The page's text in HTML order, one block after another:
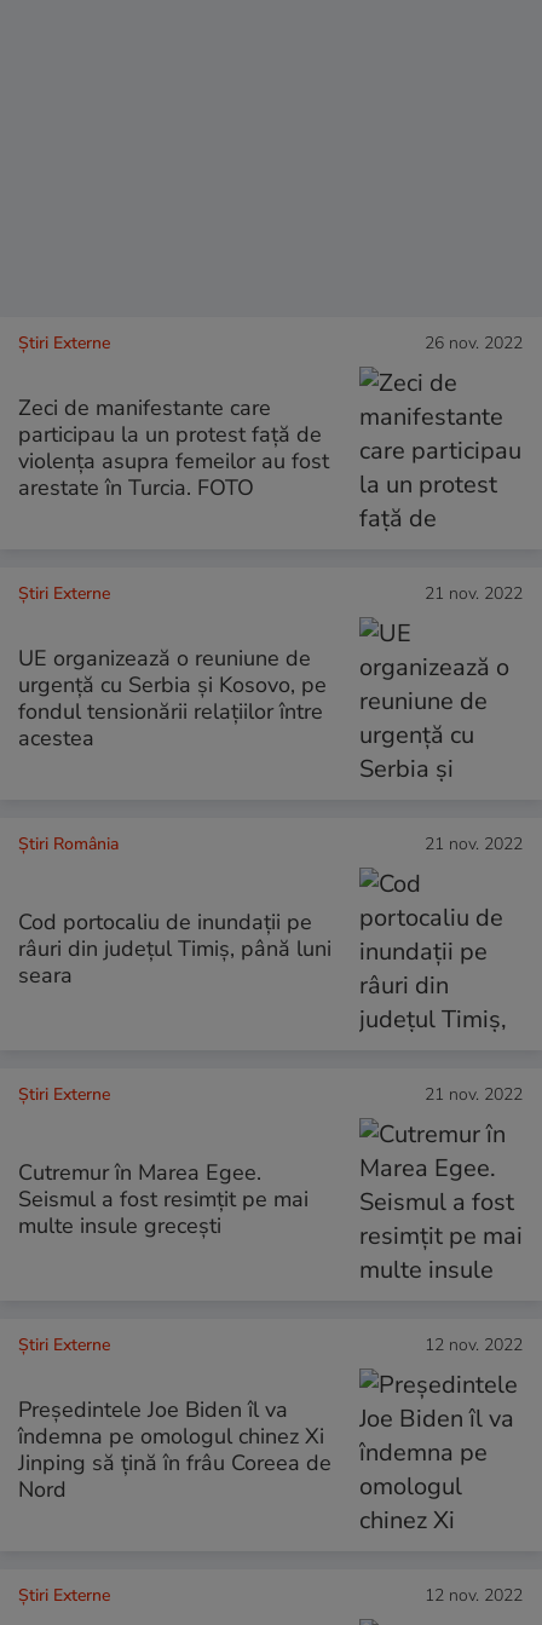
Știri Externe 26 nov. 2022
Zeci de manifestante care
participau la un protest față de
violența asupra femeilor au fost
arestate în Turcia. FOTO
Știri Externe 21 nov. 2022
UE organizează o reuniune de
urgenţă cu Serbia şi Kosovo, pe
fondul tensionării relaţiilor între
acestea
Știri România 21 nov. 2022
Cod portocaliu de inundaţii pe
râuri din judeţul Timiş, până luni
seara
Știri Externe 21 nov. 2022
Cutremur în Marea Egee.
Seismul a fost resimțit pe mai
multe insule grecești
Știri Externe 12 nov. 2022
Preşedintele Joe Biden îl va
îndemna pe omologul chinez Xi
Jinping să ţină în frâu Coreea de
Nord
Știri Externe 12 nov. 2022